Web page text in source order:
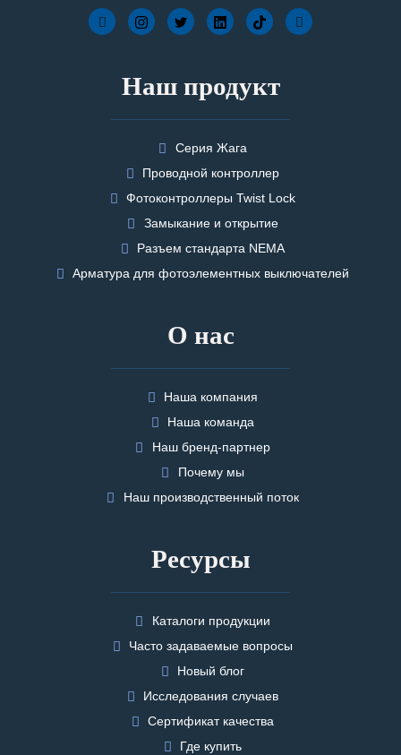
Наш продукт
Серия Жага
Проводной контроллер
Фотоконтроллеры Twist Lock
Замыкание и открытие
Разъем стандарта NEMA
Арматура для фотоэлементных выключателей
О нас
Наша компания
Наша команда
Наш бренд-партнер
Почему мы
Наш производственный поток
Ресурсы
Каталоги продукции
Часто задаваемые вопросы
Новый блог
Исследования случаев
Сертификат качества
Где купить